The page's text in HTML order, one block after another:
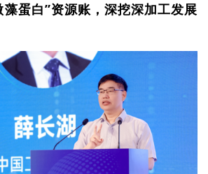
藻蛋白”资源账，深挖深加工发展